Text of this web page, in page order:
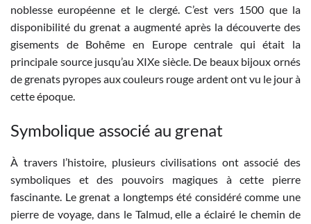
noblesse européenne et le clergé. C’est vers 1500 que la
disponibilité du grenat a augmenté après la découverte des
gisements de Bohême en Europe centrale qui était la
principale source jusqu’au XIXe siècle. De beaux bijoux ornés
de grenats pyropes aux couleurs rouge ardent ont vu le jour à
cette époque.
Symbolique associé au grenat
À travers l’histoire, plusieurs civilisations ont associé des
symboliques et des pouvoirs magiques à cette pierre
fascinante. Le grenat a longtemps été considéré comme une
pierre de voyage, dans le Talmud, elle a éclairé le chemin de